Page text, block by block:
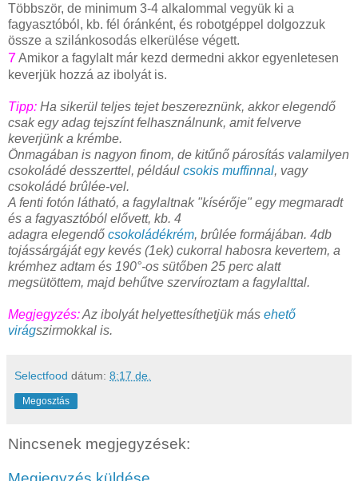
Többször, de minimum 3-4 alkalommal vegyük ki a
fagyasztóból, kb. fél óránként, és robotgéppel dolgozzuk
össze a szilánkosodás elkerülése végett.
7Amikor a fagylalt már kezd dermedni akkor egyenletesen
keverjük hozzá az ibolyát is.
Tipp: Ha sikerül teljes tejet beszereznünk, akkor elegendő
csak egy adag tejszínt felhasználnunk, amit felverve
keverjünk a krémbe.
Önmagában is nagyon finom, de kitűnő párosítás valamilyen
csokoládé desszerttel, például csokis muffinnal, vagy
csokoládé brûlée-vel.
A fenti fotón látható, a fagylaltnak "kísérője" egy megmaradt
és a fagyasztóból elővett, kb. 4
adagra elegendő csokoládékrém, brûlée formájában. 4db
tojássárgáját egy kevés (1ek) cukorral habosra kevertem, a
krémhez adtam és 190°-os sütőben 25 perc alatt
megsütöttem, majd behűtve szervíroztam a fagylalttal.
Megjegyzés:Az ibolyát helyettesíthetjük más ehető
virágszirmokkal is.
Selectfood dátum: 8:17 de.
Megosztás
Nincsenek megjegyzések: